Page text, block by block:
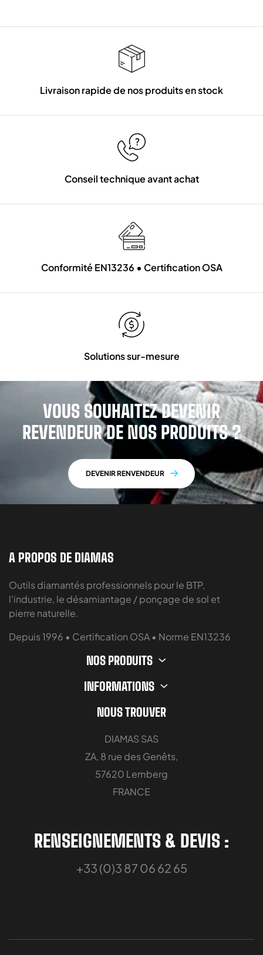
Livraison rapide de nos produits en stock
Conseil technique avant achat
Conformité EN13236 • Certification OSA
Solutions sur-mesure
VOUS SOUHAITEZ DEVENIR
REVENDEUR DE NOS PRODUITS ?
DEVENIR RENVENDEUR
A PROPOS DE DIAMAS
Outils diamantés professionnels pour le BTP,
l'industrie, le désamiantage / ponçage de sol et
pierre naturelle.
Depuis 1996 • Certification OSA • Norme EN13236
NOS PRODUITS
INFORMATIONS
NOUS TROUVER
DIAMAS SAS
ZA, 8 rue des Genêts,
57620 Lemberg
FRANCE
RENSEIGNEMENTS & DEVIS :
+33 (0)3 87 06 62 65